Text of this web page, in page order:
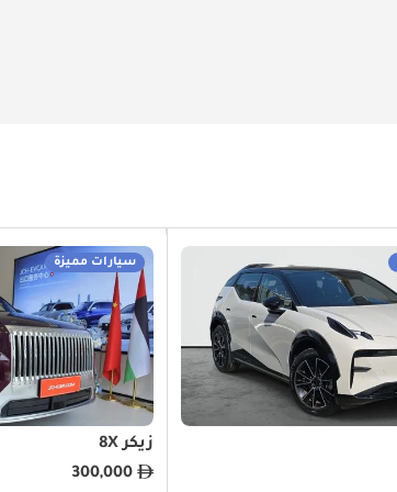
سيارات مميزة
زيكر 8X
300,000